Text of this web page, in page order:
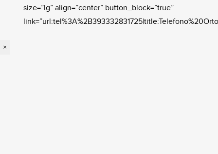
size=”lg” align=”center” button_block=”true”
×